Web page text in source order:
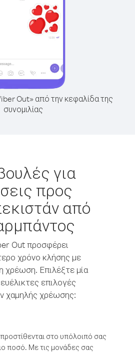
Out» από την κεφαλίδα της
συνομιλίας
για
προς
από
Out προσφέρει
χρόνο κλήσης με
χρέωση. Επιλέξτε μία
επιλογές
χαμηλής χρέωσης:
στο υπόλοιπό σας
ποσό. Με τις μονάδες σας